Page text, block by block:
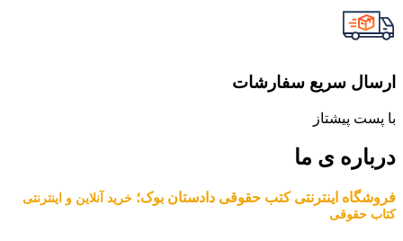
ارسال سریع سفارشات
با پست پیشتاز
درباره ی ما
فروشگاه اینترنتی کتب حقوقی دادستان بوک؛ خرید آنلاین و اینترنتی
کتاب حقوقی